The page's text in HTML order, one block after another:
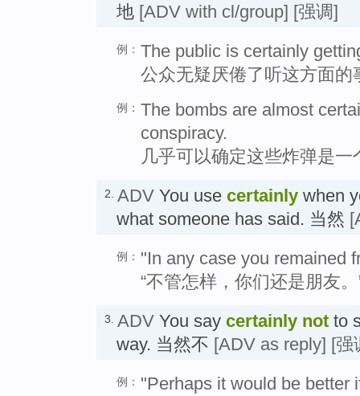
地 [ADV with cl/group] [强调]
例： The public is certainly
公众无疑厌倦了听这方面的
例： The bombs are almost
conspiracy.
几乎可以确定这些炸弹是
2. ADV You use certainly when
what someone has said. 当然
例： "In any case you remained
“不管怎样，你们还是朋友
3. ADV You say certainly not to
way. 当然不 [ADV as reply] [强
例： "Perhaps it would be better